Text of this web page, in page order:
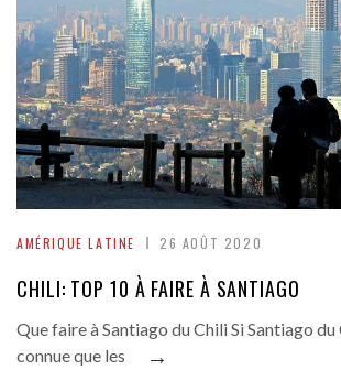
AMÉRIQUE LATINE 26 AOÛT 2020
CHILI: TOP 10 À FAIRE À SANTIAGO
Que faire à Santiago du Chili Si Santiago
connue que les
→